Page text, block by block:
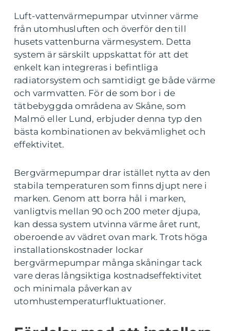
Luft-vattenvärmepumpar utvinner värme
från utomhusluften och överför den till
husets vattenburna värmesystem. Detta
system är särskilt uppskattat för att det
enkelt kan integreras i befintliga
radiatorsystem och samtidigt ge både värme
och varmvatten. För de som bor i de
tätbebyggda områdena av Skåne, som
Malmö eller Lund, erbjuder denna typ den
bästa kombinationen av bekvämlighet och
effektivitet.
Bergvärmepumpar drar istället nytta av den
stabila temperaturen som finns djupt nere i
marken. Genom att borra hål i marken,
vanligtvis mellan 90 och 200 meter djupa,
kan dessa system utvinna värme året runt,
oberoende av vädret ovan mark. Trots höga
installationskostnader lockar
bergvärmepumpar många skåningar tack
vare deras långsiktiga kostnadseffektivitet
och minimala påverkan av
utomhustemperaturfluktuationer.